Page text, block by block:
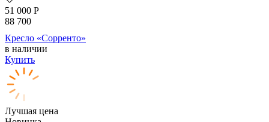
51 000 Р
88 700
Кресло «Сорренто»
в наличии
Купить
Лучшая цена